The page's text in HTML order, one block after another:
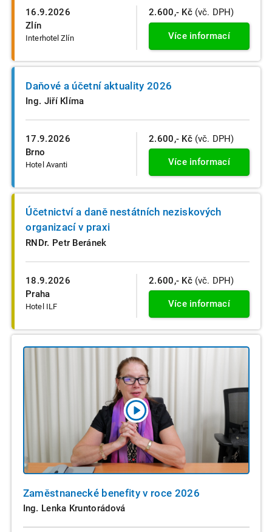
16.9.2026
Zlín
Interhotel Zlín
2.600,- Kč (vč. DPH)
Více informací
17.9.2026
Brno
Hotel Avanti
Daňové a účetní aktuality 2026
Ing. Jiří Klíma
2.600,- Kč (vč. DPH)
Více informací
18.9.2026
Praha
Hotel ILF
Účetnictví a daně nestátních neziskových
organizací v praxi
RNDr. Petr Beránek
2.600,- Kč (vč. DPH)
Více informací
Zaměstnanecké benefity v roce 2026
Ing. Lenka Kruntorádová